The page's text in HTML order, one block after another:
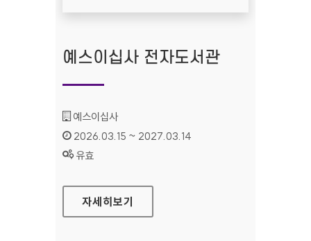
예스이십사 전자도서관
기관명 :
예스이십사
인증기간 :
2026.03.15 ~ 2027.03.14
상태 :
유효
예스이십사 전자도서관
자세히보기